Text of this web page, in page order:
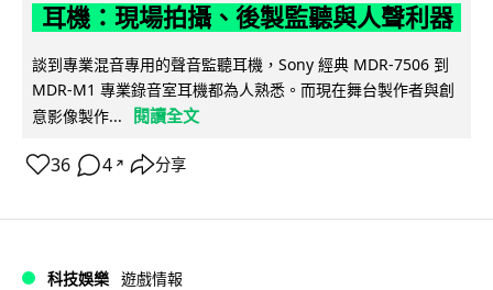
耳機：現場拍攝、後製監聽與人聲利器
談到專業混音專用的聲音監聽耳機，Sony 經典 MDR-7506 到
MDR-M1 專業錄音室耳機都為人熟悉。而現在舞台製作者與創
意影像製作...
閱讀全文
36 4 ↗ 分享
科技娛樂 遊戲情報